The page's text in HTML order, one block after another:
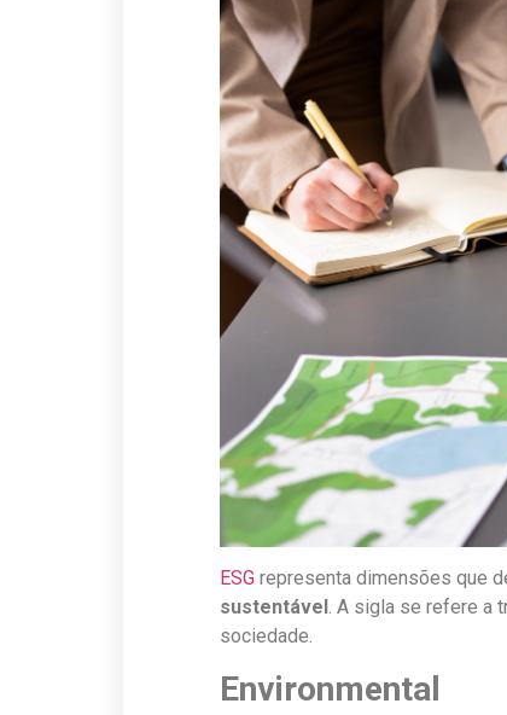
ESG representa dimensões que
sustentável . A sigla se refere a
sociedade.
Environmental